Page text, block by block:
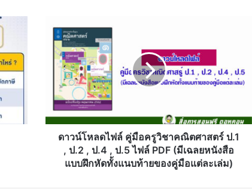
ไฟล์
คู่มือ
ครู
คณิตศาสตร์
ป.1
ป.2
ไฟล์
ดาวน์โหลดไฟล์ คู่มือครูวิชาคณิตศาสตร์ ป.1
, ป.2 , ป.4 , ป.5 ไฟล์ PDF (มีเฉลยหนังสือ
แบบฝึกหัดทั้งแนบท้ายของคู่มือแต่ละเล่ม)